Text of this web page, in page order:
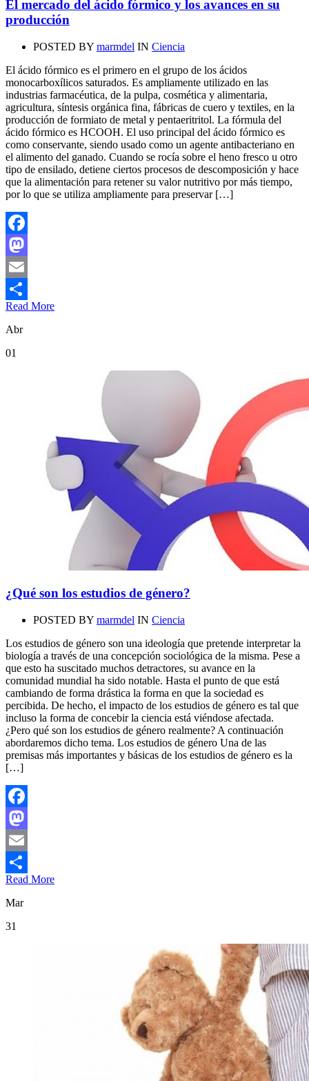
El mercado del ácido fórmico y los avances en su
producción
POSTED BY marmdel IN Ciencia
El ácido fórmico es el primero en el grupo de los ácidos
monocarboxílicos saturados. Es ampliamente utilizado en las
industrias farmacéutica, de la pulpa, cosmética y alimentaria,
agricultura, síntesis orgánica fina, fábricas de cuero y textiles, en la
producción de formiato de metal y pentaeritritol. La fórmula del
ácido fórmico es HCOOH. El uso principal del ácido fórmico es
como conservante, siendo usado como un agente antibacteriano en
el alimento del ganado. Cuando se rocía sobre el heno fresco u otro
tipo de ensilado, detiene ciertos procesos de descomposición y hace
que la alimentación para retener su valor nutritivo por más tiempo,
por lo que se utiliza ampliamente para preservar […]
Facebook
Mastodon
Email
Compartir
Read More
Abr
01
¿Qué son los estudios de género?
POSTED BY marmdel IN Ciencia
Los estudios de género son una ideología que pretende interpretar la
biología a través de una concepción sociológica de la misma. Pese a
que esto ha suscitado muchos detractores, su avance en la
comunidad mundial ha sido notable. Hasta el punto de que está
cambiando de forma drástica la forma en que la sociedad es
percibida. De hecho, el impacto de los estudios de género es tal que
incluso la forma de concebir la ciencia está viéndose afectada.
¿Pero qué son los estudios de género realmente? A continuación
abordaremos dicho tema. Los estudios de género Una de las
premisas más importantes y básicas de los estudios de género es la
[…]
Facebook
Mastodon
Email
Compartir
Read More
Mar
31